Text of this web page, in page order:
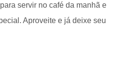
servir no café da manhã e
Aproveite e já deixe seu